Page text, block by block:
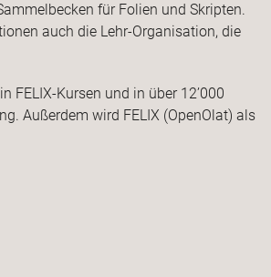
für Folien und Skripten.
auch die Lehr-Organisation, die
FELIX-Kursen und in über 12’000
Außerdem wird FELIX (OpenOlat) als